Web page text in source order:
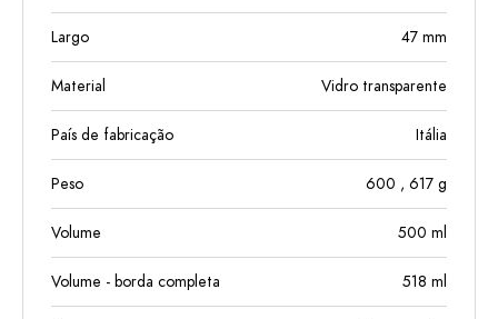
Largo 47 mm
Material Vidro transparente
País de fabricação Itália
Peso 600 , 617 g
Volume 500 ml
Volume - borda completa 518 ml